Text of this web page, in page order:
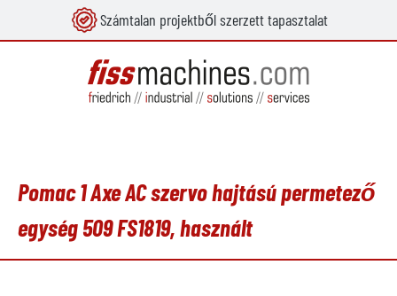
Számtalan projektből szerzett tapasztalat
Pomac 1 Axe AC szervo hajtású permetező
egység 509 FS1819, használt